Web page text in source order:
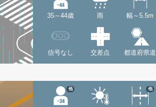
35～44歳 雨 幅～5.5m
信号なし 交差点 都道府県道
他 他